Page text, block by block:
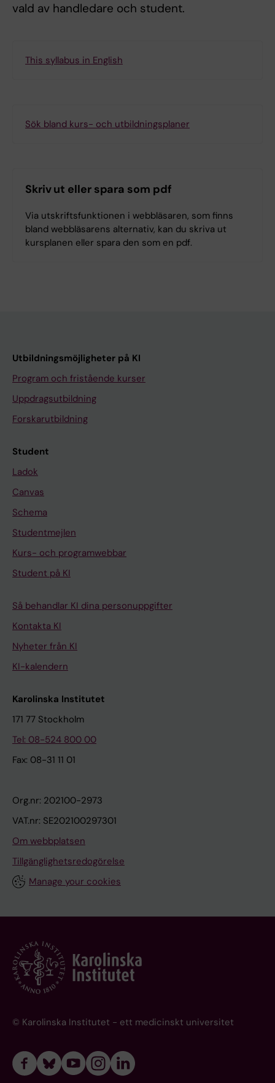
vald av handledare och student.
This syllabus in English
Sök bland kurs- och utbildningsplaner
Skriv ut eller spara som pdf
Via utskriftsfunktionen i webbläsaren, som finns
bland webbläsarens alternativ, kan du skriva ut
kursplanen eller spara den som en pdf.
Utbildningsmöjligheter på KI
Program och fristående kurser
Uppdragsutbildning
Forskarutbildning
Student
Ladok
Canvas
Schema
Studentmejlen
Kurs- och programwebbar
Student på KI
Så behandlar KI dina personuppgifter
Kontakta KI
Nyheter från KI
KI-kalendern
Karolinska Institutet
171 77 Stockholm
Tel: 08-524 800 00
Fax: 08-31 11 01
Org.nr: 202100-2973
VAT.nr: SE202100297301
Om webbplatsen
Tillgänglighetsredogörelse
Manage your cookies
© Karolinska Institutet - ett medicinskt universitet